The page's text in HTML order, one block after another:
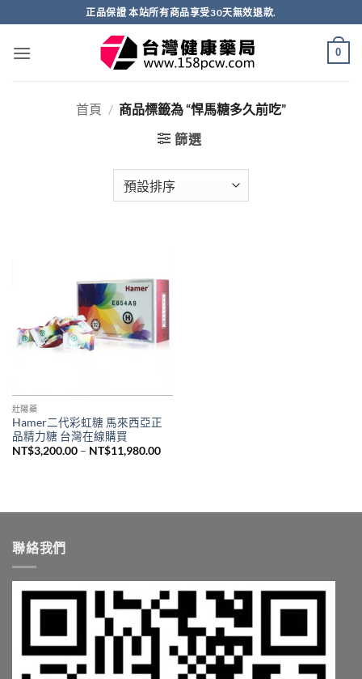
轉
正品保證 本站所有商品享受30天無效退款.
0
首頁 / 商品標籤為 “悍馬糖多久前吃”
篩選
壯陽藥
Hamer二代彩虹糖 馬來西亞正
品精力糖 台灣在線購買
NT$3,200.00 – NT$11,980.00價
NT$11,980.00
聯絡我們